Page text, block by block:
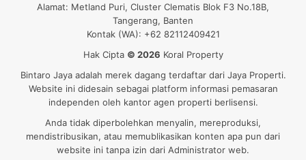
Alamat: Metland Puri, Cluster Clematis Blok F3 No.18B,
Tangerang, Banten
Kontak (WA): +62 82112409421
Hak Cipta © 2026 Koral Property
Bintaro Jaya adalah merek dagang terdaftar dari Jaya Properti.
Website ini didesain sebagai platform informasi pemasaran
independen oleh kantor agen properti berlisensi.
Anda tidak diperbolehkan menyalin, mereproduksi,
mendistribusikan, atau memublikasikan konten apa pun dari
website ini tanpa izin dari Administrator web.